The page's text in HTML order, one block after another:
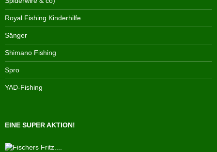
Royal Fishing Kinderhilfe
Sänger
Shimano Fishing
Spro
YAD-Fishing
EINE SUPER AKTION!